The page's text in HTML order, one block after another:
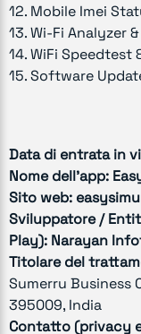
12. Mobile Imei
13.Wi-Fi Analyzer
14.WiFi Speedtest
15.Software
Data di entrata in
Nome dell’app:
Sito web:
Sviluppatore /
Play): Narayan
Titolare del
Sumerru Business
395009, India
Contatto (privacy